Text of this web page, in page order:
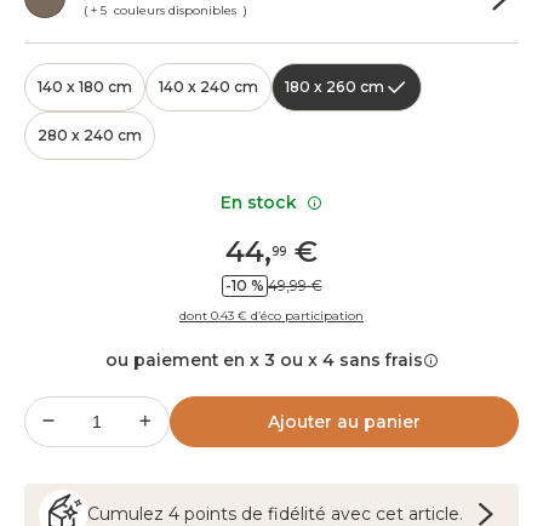
( + 5 couleurs disponibles )
140 x 180 cm 140 x 240 cm 180 x 260 cm
280 x 240 cm
44,99 €
-10 % 49,99 €
dont 0.43 € d’éco participation
ou paiement en x 3 ou x 4 sans frais
Ajouter au panier
Cumulez 4 points de fidélité avec cet article.